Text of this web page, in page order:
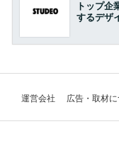
トップ企
するデザ
運営会社 広告・取材